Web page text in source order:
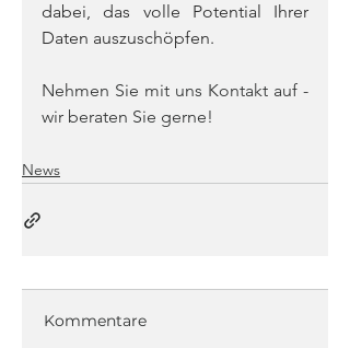
dabei, das volle Potential Ihrer
Daten auszuschöpfen.
Nehmen Sie mit uns Kontakt auf -
wir beraten Sie gerne!
News
Kommentare